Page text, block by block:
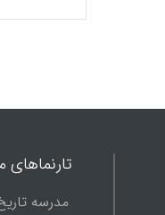
تارنماهای
مدرسه